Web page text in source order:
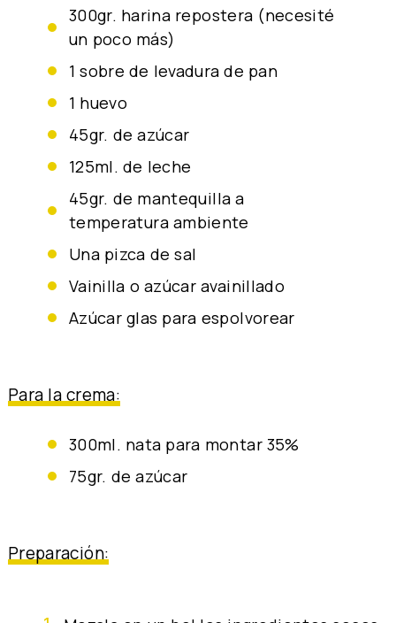
300gr. harina repostera (necesité
un poco más)
1 sobre de levadura de pan
1 huevo
45gr. de azúcar
125ml. de leche
45gr. de mantequilla a
temperatura ambiente
una pizca de sal
vainilla o azúcar avainillado
azúcar glas para espolvorear
Para la crema:
300ml. nata para montar 35%
75gr. de azúcar
Preparación: